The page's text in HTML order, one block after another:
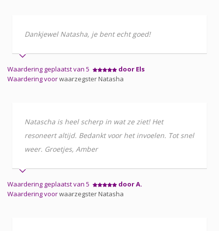
Dankjewel Natasha, je bent echt goed!
Waardering geplaatst van 5
door Els
Waardering voorwaarzegster Natasha
Natascha is heel scherp in wat ze ziet! Het
resoneert altijd. Bedankt voor het invoelen. Tot snel
weer. Groetjes, Amber
Waardering geplaatst van 5
door A.
Waardering voorwaarzegster Natasha